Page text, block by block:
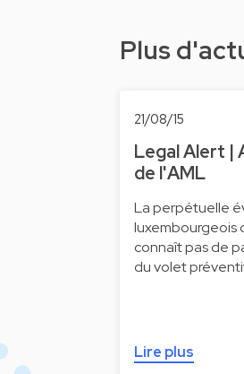
Plus
21/08/15
Legal Alert |
de l'AML
La perpétuelle
luxembourgeois
connaît pas de
du volet
Lire plus